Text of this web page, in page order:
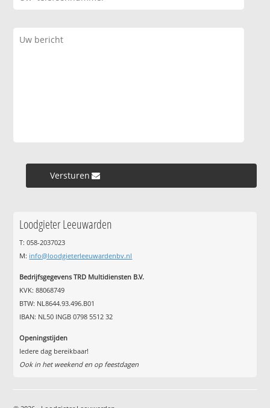
Versturen »
Loodgieter Leeuwarden
T: 058-2037023
M: info@loodgieterleeuwardenbv.nl
Bedrijfsgegevens TRD Multidiensten B.V.
KVK: 88068749
BTW: NL8644.93.496.B01
IBAN: NL50 INGB 0798 5512 32
Openingstijden
Iedere dag bereikbaar!
Ook in het weekend en op feestdagen